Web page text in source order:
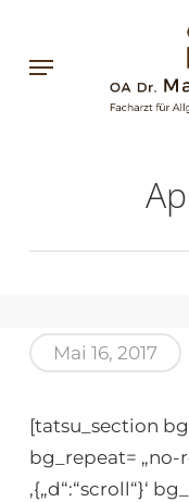
main
Menu
Mai 16, 2017
[tatsu_section
bg_repeat=
‚{„d“:“scroll“}‘